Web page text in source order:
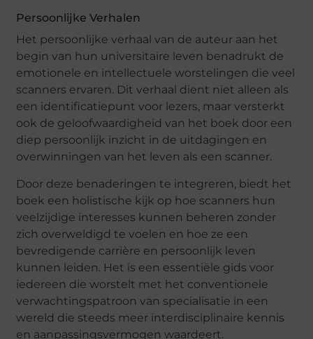
Persoonlijke Verhalen
Het persoonlijke verhaal van de auteur aan het
begin van hun universitaire leven benadrukt de
emotionele en intellectuele worstelingen die veel
scanners ervaren. Dit verhaal dient niet alleen als
een identificatiepunt voor lezers, maar versterkt
ook de geloofwaardigheid van het boek door een
diep persoonlijk inzicht in de uitdagingen en
overwinningen van het leven als een scanner.
Door deze benaderingen te integreren, biedt het
boek een holistische kijk op hoe scanners hun
veelzijdige interesses kunnen beheren zonder
zich overweldigd te voelen en hoe ze een
bevredigende carrière en persoonlijk leven
kunnen leiden. Het is een essentiële gids voor
iedereen die worstelt met het conventionele
verwachtingspatroon van specialisatie in een
wereld die steeds meer interdisciplinaire kennis
en aanpassingsvermogen waardeert.